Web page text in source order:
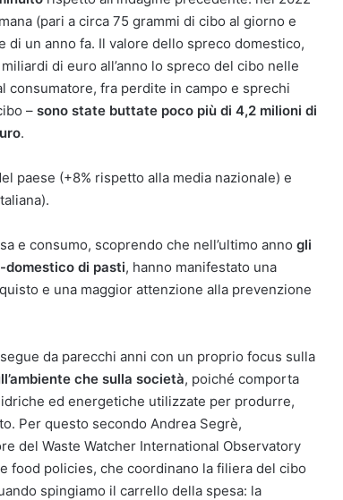
(pari a circa 75 grammi di cibo al giorno e
di un anno fa. Il valore dello spreco domestico,
di euro all’anno lo spreco del cibo nelle
consumatore, fra perdite in campo e sprechi
– sono state buttate poco più di 4,2 milioni di
.
paese (+8% rispetto alla media nazionale) e
e consumo, scoprendo che nell’ultimo anno gli
domestico di pasti, hanno manifestato una
e una maggior attenzione alla prevenzione
da parecchi anni con un proprio focus sulla
che sulla società, poiché comporta
ed energetiche utilizzate per produrre,
Per questo secondo Andrea Segrè,
del Waste Watcher International Observatory
food policies, che coordinano la filiera del cibo
spingiamo il carrello della spesa: la